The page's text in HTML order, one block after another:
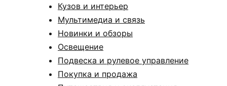
Кузов и интерьер
Мультимедиа и связь
Новинки и обзоры
Освещение
Подвеска и рулевое управление
Покупка и продажа